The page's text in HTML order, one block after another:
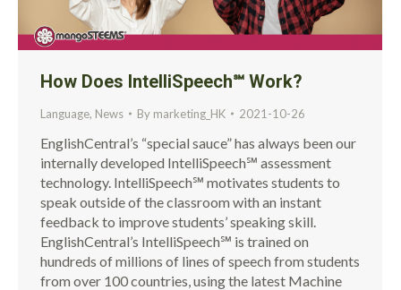
How Does IntelliSpeech℠ Work?
Language, News By marketing_HK 2021-10-26
EnglishCentral’s “special sauce” has always been our
internally developed IntelliSpeech℠ assessment
technology. IntelliSpeech℠ motivates students to
speak outside of the classroom with an instant
feedback to improve students’ speaking skill.
EnglishCentral’s IntelliSpeech℠ is trained on
hundreds of millions of lines of speech from students
from over 100 countries, using the latest Machine